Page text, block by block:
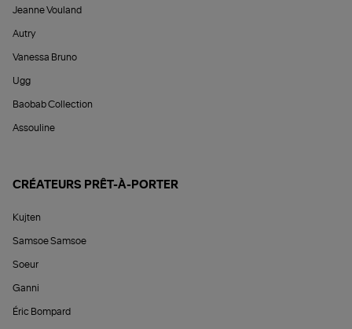
Jeanne Vouland
Autry
Vanessa Bruno
Ugg
Baobab Collection
Assouline
CRÉATEURS PRÊT-À-PORTER
Kujten
Samsoe Samsoe
Soeur
Ganni
Éric Bompard